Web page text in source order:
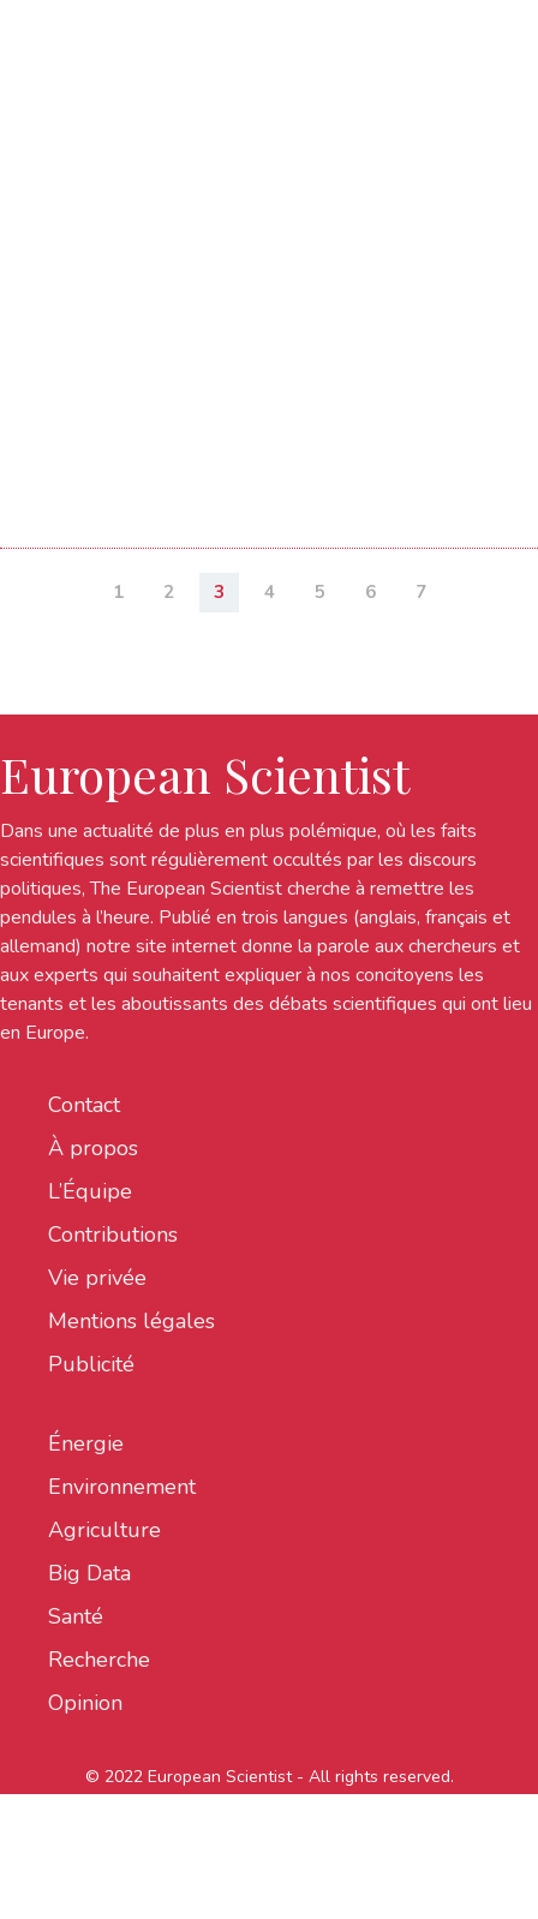
1 2 3 4 5 6 7
European Scientist
Dans une actualité de plus en plus polémique, où les faits
scientifiques sont régulièrement occultés par les discours
politiques, The European Scientist cherche à remettre les
pendules à l’heure. Publié en trois langues (anglais, français et
allemand) notre site internet donne la parole aux chercheurs et
aux experts qui souhaitent expliquer à nos concitoyens les
tenants et les aboutissants des débats scientifiques qui ont lieu
en Europe.
Contact
À propos
L’Équipe
Contributions
Vie privée
Mentions légales
Publicité
Énergie
Environnement
Agriculture
Big Data
Santé
Recherche
Opinion
© 2022 European Scientist - All rights reserved.